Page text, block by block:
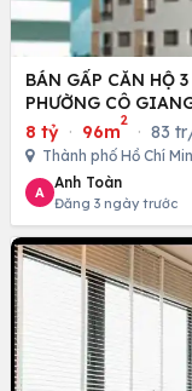
BÁN GẤP CĂN HỘ
PHƯỜNG CÔ
8 tỷ · 96m
2
· 83
Thành phố Hồ Chí
A
Anh Toàn
Đăng 3 ngày trước